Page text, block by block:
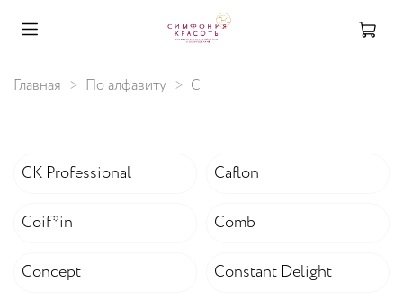
Главная По алфавиту C
CK Professional Caflon
Coif*in Comb
Concept Constant Delight